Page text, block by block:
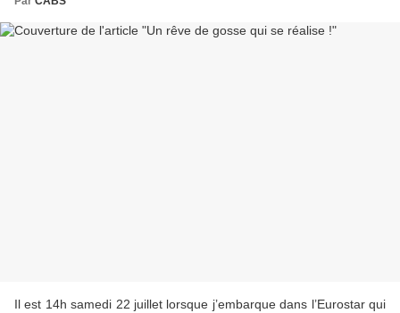
Il est 14h samedi 22 juillet lorsque j’embarque dans l’Eurostar qui